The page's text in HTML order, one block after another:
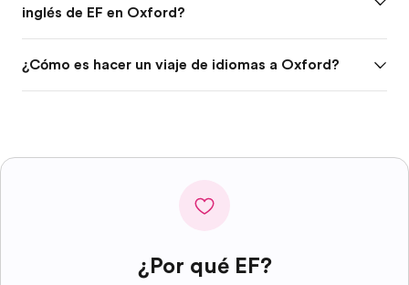
inglés de EF en Oxford?
¿Cómo es hacer un viaje de idiomas a Oxford?
¿Por qué EF?